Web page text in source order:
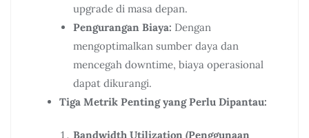
upgrade di masa depan.
Pengurangan Biaya: Dengan
mengoptimalkan sumber daya dan
mencegah downtime, biaya operasional
dapat dikurangi.
Tiga Metrik Penting yang Perlu Dipantau:
Bandwidth Utilization (Penggunaan